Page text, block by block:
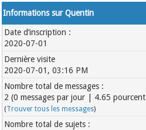
Informations sur Quentin
Date d’inscription :
2020-07-01
Dernière visite
2020-07-01, 03:16 PM
Nombre total de messages :
2 (0 messages par jour | 4.65
(Trouver tous les messages)
Nombre total de sujets :